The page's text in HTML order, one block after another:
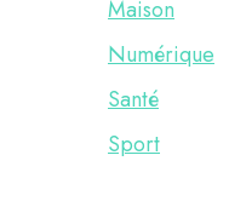
Maison
Numérique
Santé
Sport